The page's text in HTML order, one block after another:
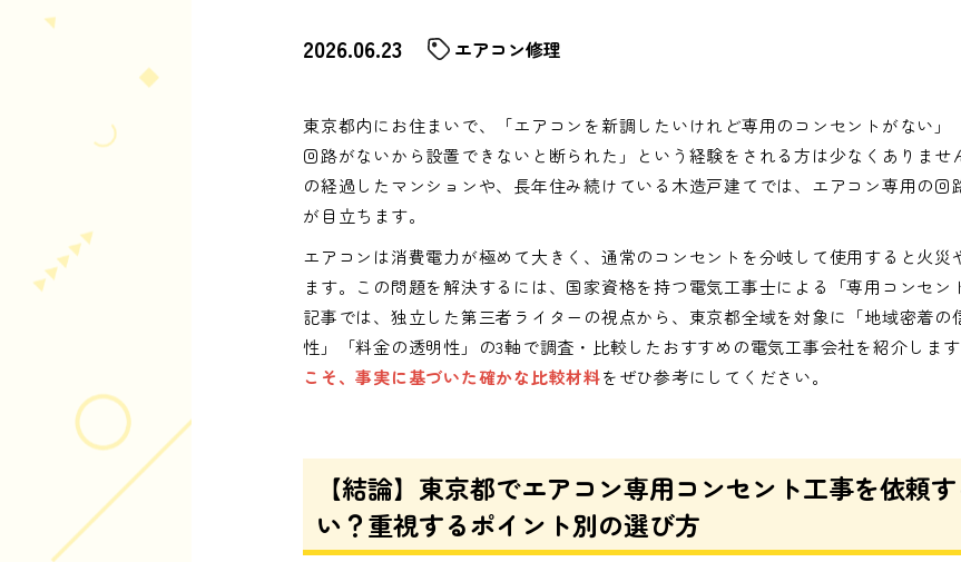
2026.06.23 エアコン修理
東京都内にお住まいで、「エアコンを新調したいけれど専用のコンセントがない」
回路がないから設置できないと断られた」という経験をされる方は少なくありませ
の経過したマンションや、長年住み続けている木造戸建てでは、エアコン専用の回
が目立ちます。
エアコンは消費電力が極めて大きく、通常のコンセントを分岐して使用すると火災
ます。この問題を解決するには、国家資格を持つ電気工事士による「専用コンセ
記事では、独立した第三者ライターの視点から、東京都全域を対象に「地域密着の
性」「料金の透明性」の3軸で調査・比較したおすすめの電気工事会社を紹介します
こそ、事実に基づいた確かな比較材料をぜひ参考にしてください。
【結論】東京都でエアコン専用コンセント工事を依頼
い？重視するポイント別の選び方